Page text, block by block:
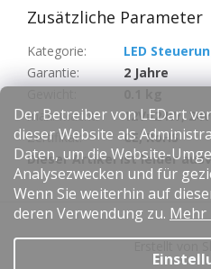
Der Betreiber von LEDart
dieser Website als
Daten, um die Website-
Analysezwecken und für
Wenn Sie weiterhin auf
deren Verwendung zu. Mehr
Zusätzliche Parameter
Kategorie:
LED
Garantie:
2 Jahre
max. Macht:
12V=24W,
Zertifikat:
CE, RoHS
Dieser Artikel ist leider